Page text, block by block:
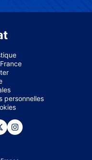
personnelles